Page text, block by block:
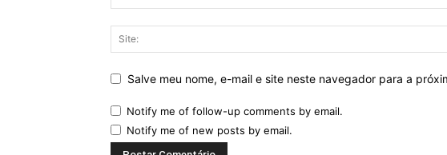
Salve meu nome, e-mail e site neste navegador para a
Notify me of follow-up comments by email.
Notify me of new posts by email.